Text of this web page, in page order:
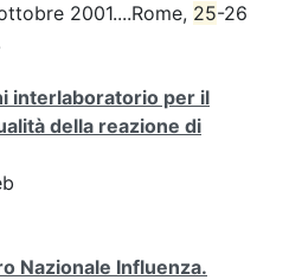
2001....Rome, 25-26
interlaboratorio per il
della reazione di
Nazionale Influenza.